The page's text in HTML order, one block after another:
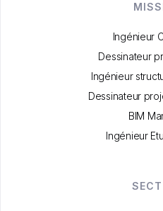
Ingénieur
Dessinateur
Ingénieur
Dessinateur
BIM
Ingénieur